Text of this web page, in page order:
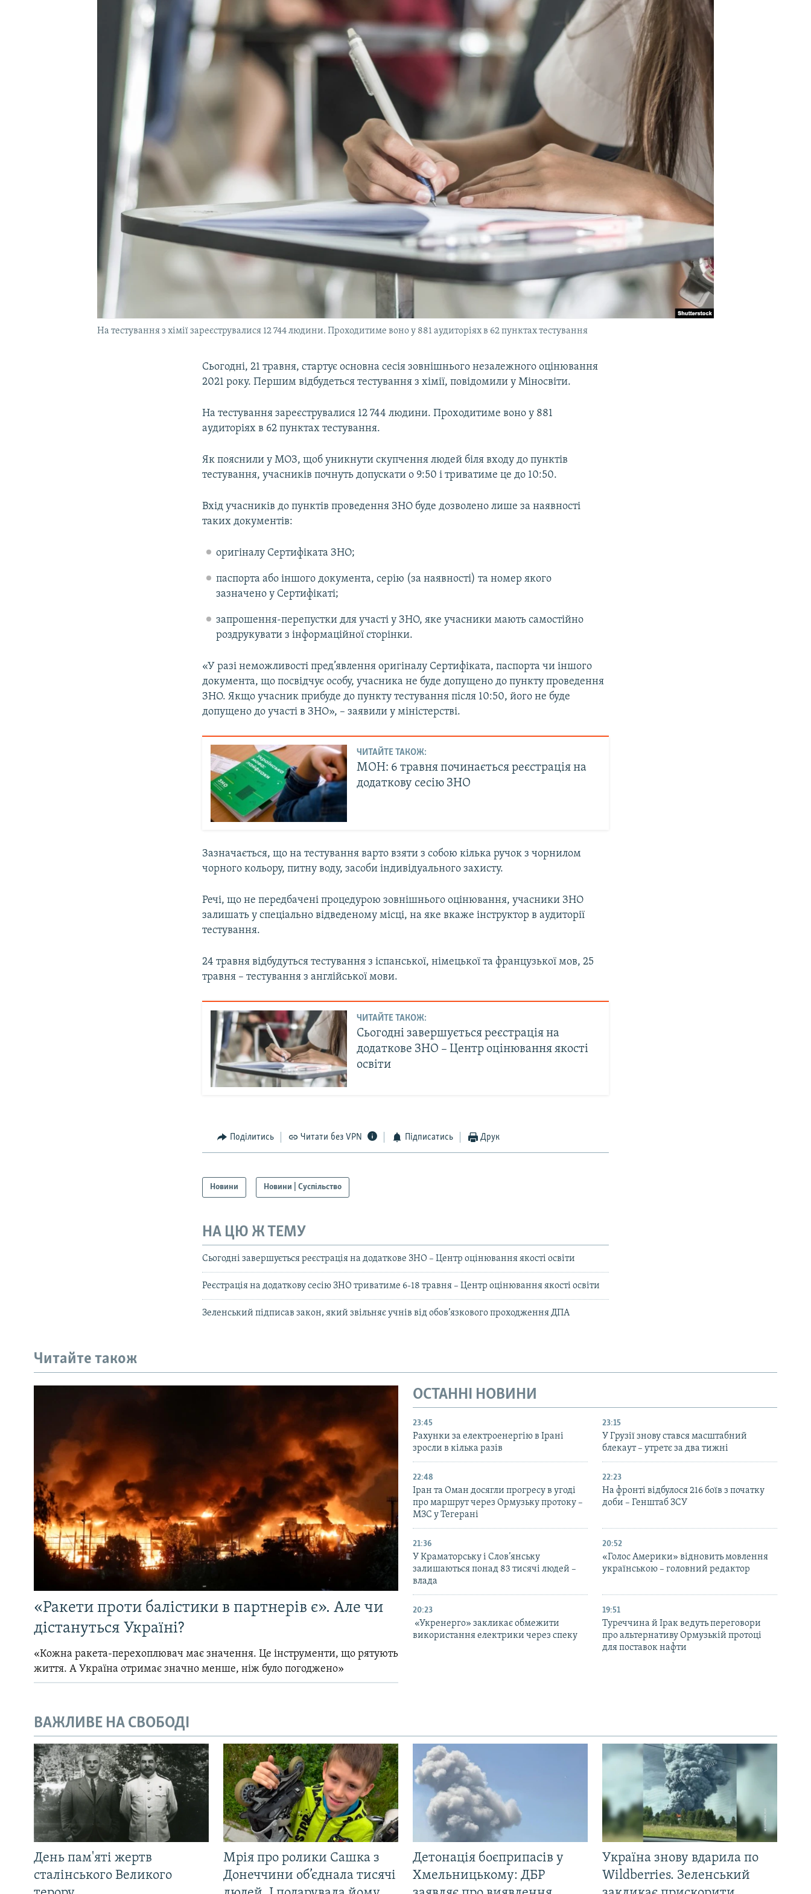
На тестування з хімії зареєструвалися 12 744 людини. Проходитиме воно у 881 аудиторіях в 62 пунктах тестування
Сьогодні, 21 травня, стартує основна сесія зовнішнього незалежного оцінювання
2021 року. Першим відбудеться тестування з хімії, повідомили у Міносвіти.
На тестування зареєструвалися 12 744 людини. Проходитиме воно у 881
аудиторіях в 62 пунктах тестування.
Як пояснили у МОЗ, щоб уникнути скупчення людей біля входу до пунктів
тестування, учасників почнуть допускати о 9:50 і триватиме це до 10:50.
Вхід учасників до пунктів проведення ЗНО буде дозволено лише за наявності
таких документів:
оригіналу Сертифіката ЗНО;
паспорта або іншого документа, серію (за наявності) та номер якого
зазначено у Сертифікаті;
запрошення-перепустки для участі у ЗНО, яке учасники мають самостійно
роздрукувати з інформаційної сторінки.
«У разі неможливості пред’явлення оригіналу Сертифіката, паспорта чи іншого
документа, що посвідчує особу, учасника не буде допущено до пункту проведення
ЗНО. Якщо учасник прибуде до пункту тестування після 10:50, його не буде
допущено до участі в ЗНО», – заявили у міністерстві.
ЧИТАЙТЕ ТАКОЖ:
МОН: 6 травня починається реєстрація на
додаткову сесію ЗНО
Зазначається, що на тестування варто взяти з собою кілька ручок з чорнилом
чорного кольору, питну воду, засоби індивідуального захисту.
Речі, що не передбачені процедурою зовнішнього оцінювання, учасники ЗНО
залишать у спеціально відведеному місці, на яке вкаже інструктор в аудиторії
тестування.
24 травня відбудуться тестування з іспанської, німецької та французької мов, 25
травня – тестування з англійської мови.
ЧИТАЙТЕ ТАКОЖ:
Сьогодні завершується реєстрація на
додаткове ЗНО – Центр оцінювання якості
освіти
Поділитись Читати без VPN Підписатись Друк
Новини Новини | Суспільство
НА ЦЮ Ж ТЕМУ
Сьогодні завершується реєстрація на додаткове ЗНО – Центр оцінювання якості освіти
Реєстрація на додаткову сесію ЗНО триватиме 6-18 травня – Центр оцінювання якості освіти
Зеленський підписав закон, який звільняє учнів від обов’язкового проходження ДПА
Читайте також
«Ракети проти балістики в партнерів є». Але чи
дістануться Україні?
«Кожна ракета-перехоплювач має значення. Це інструменти, що рятують
життя. А Україна отримає значно менше, ніж було погоджено»
ОСТАННІ НОВИНИ
23:45
Рахунки за електроенергію в Ірані
зросли в кілька разів
23:15
У Грузії знову стався масштабний
блекаут – утретє за два тижні
22:48
Іран та Оман досягли прогресу в угоді
про маршрут через Ормузьку протоку –
МЗС у Тегерані
22:23
На фронті відбулося 216 боїв з початку
доби – Генштаб ЗСУ
21:36
У Краматорську і Слов’янську
залишаються понад 83 тисячі людей –
влада
20:52
«Голос Америки» відновить мовлення
українською – головний редактор
20:23
«Укренерго» закликає обмежити
використання електрики через спеку
19:51
Туреччина й Ірак ведуть переговори
про альтернативу Ормузькій протоці
для поставок нафти
ВАЖЛИВЕ НА СВОБОДІ
День пам'яті жертв
сталінського Великого
Мрія про ролики Сашка з
Донеччини об’єднала тисячі
Детонація боєприпасів у
Хмельницькому: ДБР
Україна знову вдарила по
Wildberries. Зеленський